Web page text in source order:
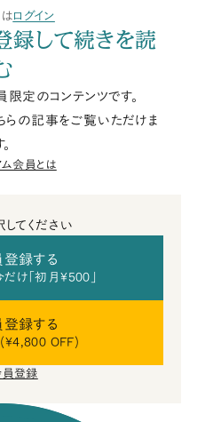
ログイン
録して続きを読
限定のコンテンツです。
らの記事をご覧いただけま
ム会員とは
てください
録する
「初月¥500」
録する
OFF)
登録